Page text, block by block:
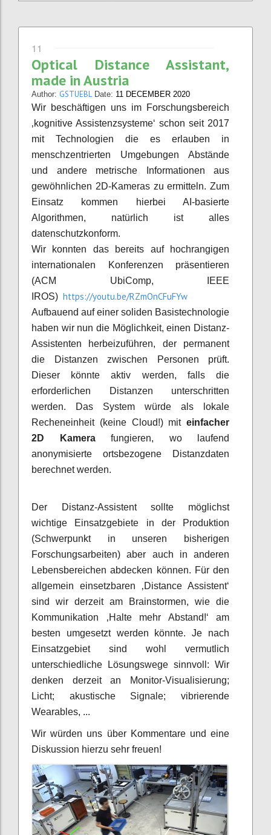
11
Optical Distance Assistant,
made in Austria
Author: GSTUEBL Date: 11 DECEMBER 2020
Wir beschäftigen uns im Forschungsbereich
‚kognitive Assistenzsysteme‘ schon seit 2017
mit Technologien die es erlauben in
menschzentrierten Umgebungen Abstände
und andere metrische Informationen aus
gewöhnlichen 2D-Kameras zu ermitteln. Zum
Einsatz kommen hierbei AI-basierte
Algorithmen, natürlich ist alles
datenschutzkonform.
Wir konnten das bereits auf hochrangigen
internationalen Konferenzen präsentieren
(ACM UbiComp, IEEE
IROS) https://youtu.be/RZmOnCFuFYw
Aufbauend auf einer soliden Basistechnologie
haben wir nun die Möglichkeit, einen Distanz-
Assistenten herbeizuführen, der permanent
die Distanzen zwischen Personen prüft.
Dieser könnte aktiv werden, falls die
erforderlichen Distanzen unterschritten
werden. Das System würde als lokale
Recheneinheit (keine Cloud!) miteinfacher
2D Kamerafungieren, wo laufend
anonymisierte ortsbezogene Distanzdaten
berechnet werden.
Der Distanz-Assistent sollte möglichst
wichtige Einsatzgebiete in der Produktion
(Schwerpunkt in unseren bisherigen
Forschungsarbeiten) aber auch in anderen
Lebensbereichen abdecken können. Für den
allgemein einsetzbaren ‚Distance Assistent‘
sind wir derzeit am Brainstormen, wie die
Kommunikation ‚Halte mehr Abstand!‘ am
besten umgesetzt werden könnte. Je nach
Einsatzgebiet sind wohl vermutlich
unterschiedliche Lösungswege sinnvoll: Wir
denken derzeit an Monitor-Visualisierung;
Licht; akustische Signale; vibrierende
Wearables, ...
Wir würden uns über Kommentare und eine
Diskussion hierzu sehr freuen!